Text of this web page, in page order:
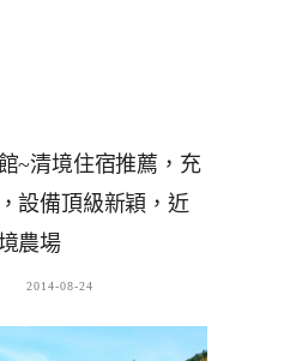
~清境住宿推薦，充
設備頂級新穎，近
農場
2014-08-24